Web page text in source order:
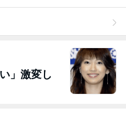
」激変し